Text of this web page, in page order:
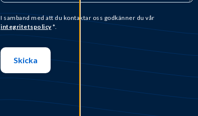
I samband med att du kontaktar oss godkänner du vår
integritetspolicy*.